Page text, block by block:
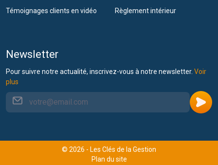
Témoignages clients en vidéo
Règlement intérieur
Newsletter
Pour suivre notre actualité, inscrivez-vous à notre newsletter. Voir
plus
© 2026 - Les Clés de la Gestion
Plan du site